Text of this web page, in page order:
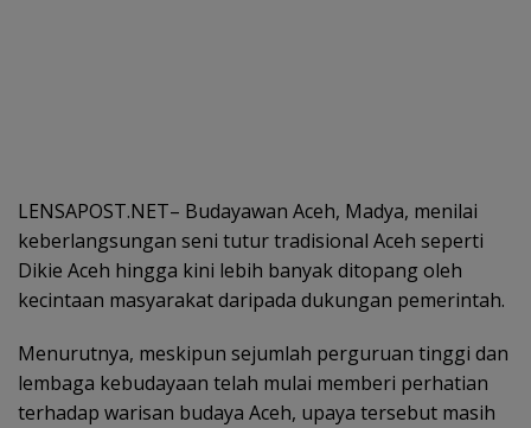
LENSAPOST.NET– Budayawan Aceh, Madya, menilai
keberlangsungan seni tutur tradisional Aceh seperti
Dikie Aceh hingga kini lebih banyak ditopang oleh
kecintaan masyarakat daripada dukungan pemerintah.
Menurutnya, meskipun sejumlah perguruan tinggi dan
lembaga kebudayaan telah mulai memberi perhatian
terhadap warisan budaya Aceh, upaya tersebut masih